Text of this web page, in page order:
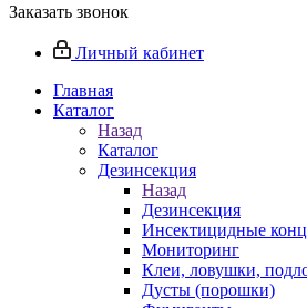
Заказать звонок
Личный кабинет
Главная
Каталог
Назад
Каталог
Дезинсекция
Назад
Дезинсекция
Инсектицидные
Мониторинг
Клеи, ловушки,
Дусты (порошки)